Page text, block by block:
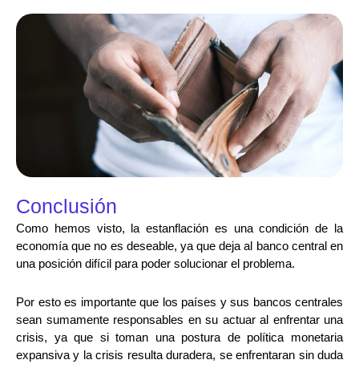
Conclusión
Como hemos visto, la estanflación es una condición de la
economía que no es deseable, ya que deja al banco central en
una posición difícil para poder solucionar el problema.
Por esto es importante que los países y sus bancos centrales
sean sumamente responsables en su actuar al enfrentar una
crisis, ya que si toman una postura de política monetaria
expansiva y la crisis resulta duradera, se enfrentaran sin duda